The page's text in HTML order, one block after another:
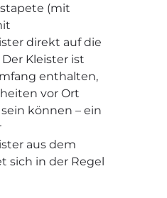
(mit
direkt auf die
Kleister ist
enthalten,
vor Ort
können – ein
aus dem
sich in der Regel